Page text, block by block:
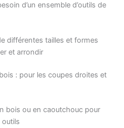
d’un ensemble d’outils de
différentes tailles et formes
et arrondir
: pour les coupes droites et
bois ou en caoutchouc pour
outils